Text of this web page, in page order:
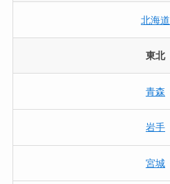
北海道
東北
青森
岩手
宮城